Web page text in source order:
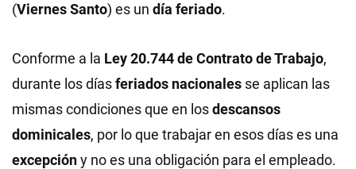
(Viernes Santo) es un día feriado.
Conforme a la Ley 20.744 de Contrato de Trabajo,
durante los díasferiados nacionales se aplican las
mismas condiciones que en losdescansos
dominicales, por lo que trabajar en esos días es una
excepcióny no es una obligación para el empleado.